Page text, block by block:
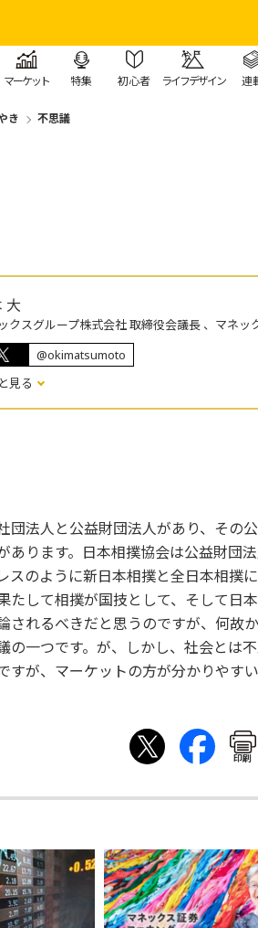
マーケット 特集 初心者 ライフデザイン 連
き 不思議
大
クスグループ株式会社 取締役会議長 、マネッ
@okimatsumoto
見る
団法人と公益財団法人があり、その
あります。日本相撲協会は公益財団
スのように新日本相撲と全日本相撲
たして相撲が国技として、そして日
されるべきだと思うのですが、何故
の一つです。が、しかし、社会とは
すが、マーケットの方が分かりやす
印刷